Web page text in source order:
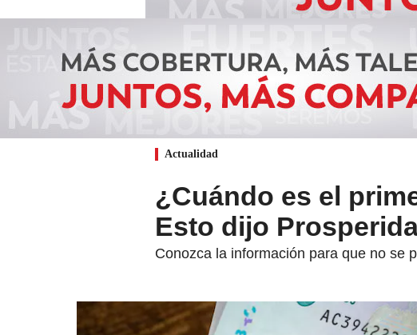
Actualidad
¿Cuándo es el
Esto dijo
Conozca la información para que no se